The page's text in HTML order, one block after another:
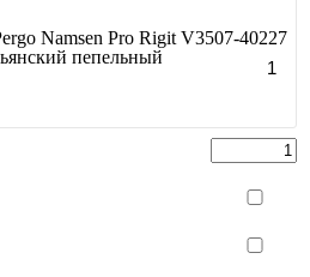
Namsen Pro Rigit V3507-40227
пепельный